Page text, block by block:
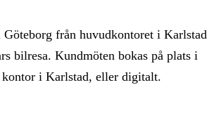
från huvudkontoret i Karlstad
bilresa. Kundmöten bokas på plats i
i Karlstad, eller digitalt.